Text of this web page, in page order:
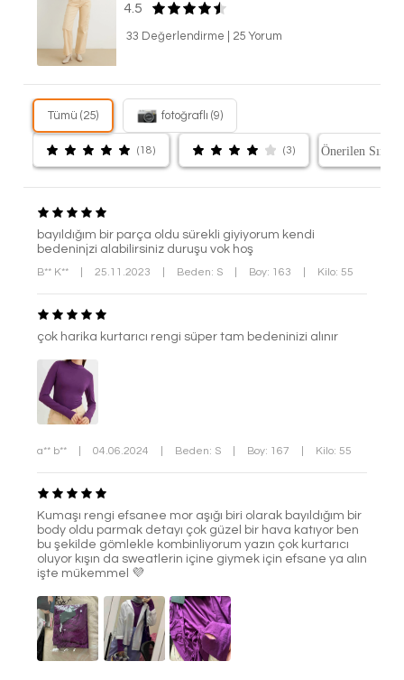
4.5
33 Değerlendirme 25 Yorum
Tümü (25) fotoğraflı (9)
(18) (3)
bayıldığım bir parça oldu sürekli giyiyorum kendi
bedeninjzi alabilirsiniz duruşu vok hoş
B** K** 25.11.2023 Beden: S Boy: 163 Kilo: 55
çok harika kurtarıcı rengi süper tam bedeninizi alınır
a** b** 04.06.2024 Beden: S Boy: 167 Kilo: 55
Kumaşı rengi efsanee mor aşığı biri olarak bayıldığım bir
body oldu parmak detayı çok güzel bir hava katıyor ben
bu şekilde gömlekle kombinliyorum yazın çok kurtarıcı
oluyor kışın da sweatlerin içine giymek için efsane ya alın
işte mükemmel 💜